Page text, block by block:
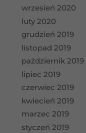
wrzesień 2020
luty 2020
grudzień 2019
listopad 2019
październik 2019
lipiec 2019
czerwiec 2019
kwiecień 2019
marzec 2019
styczeń 2019